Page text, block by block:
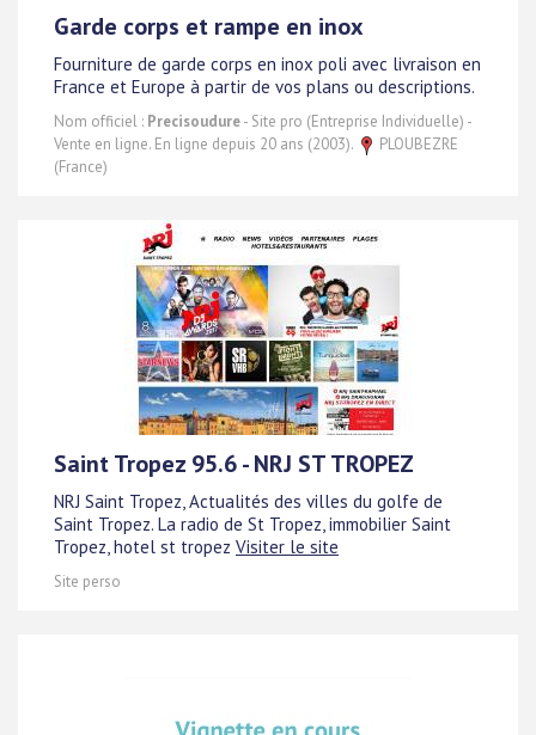
Garde corps et rampe en inox
Fourniture de garde corps en inox poli avec livraison en
France et Europe à partir de vos plans ou descriptions.
Nom officiel : Precisoudure- Site pro (Entreprise Individuelle) -
Vente en ligne. En ligne depuis 20 ans (2003).
PLOUBEZRE
(France)
Saint Tropez 95.6 - NRJ ST TROPEZ
NRJ Saint Tropez, Actualités des villes du golfe de
Saint Tropez. La radio de St Tropez, immobilier Saint
Tropez, hotel st tropez Visiter le site
Site perso